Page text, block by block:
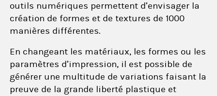
outils numériques permettent d’envisager la
création de formes et de textures de 1000
manières différentes.
En changeant les matériaux, les formes ou les
paramètres d’impression, il est possible de
générer une multitude de variations faisant la
preuve de la grande liberté plastique et